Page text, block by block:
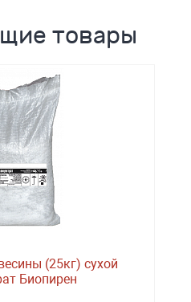
товары
(25кг) сухой
Биопирен